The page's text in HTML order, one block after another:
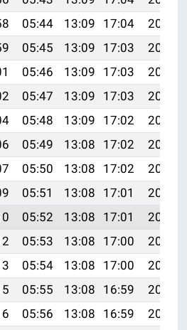
05:44 13:09 17:04
20:24
05:45 13:09 17:03
20:23
05:46 13:09 17:03
20:22
05:47 13:09 17:03
20:21
05:48 13:09 17:02
20:19
05:49 13:08 17:02
20:18
05:50 13:08 17:02
20:17
05:51 13:08 17:01
20:16
05:52 13:08 17:01
20:15
05:53 13:08 17:00
20:13
05:54 13:08 17:00
20:12
05:55 13:08 16:59
20:11
05:56 13:08 16:59
20:10